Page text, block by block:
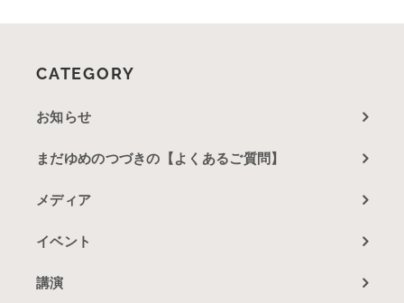
CATEGORY
お知らせ
まだゆめのつづきの【よくあるご質問】
メディア
イベント
講演